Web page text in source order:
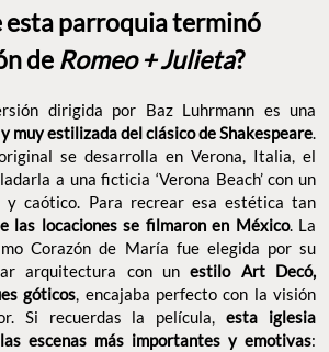
esta parroquia terminó
de Romeo + Julieta?
dirigida por Baz Luhrmann es una
muy estilizada del clásico de Shakespeare.
se desarrolla en Verona, Italia, el
a una ficticia ‘Verona Beach’ con un
y caótico. Para recrear esa estética tan
las locaciones se filmaron en México. La
Corazón de María fue elegida por su
arquitectura con unestilo Art Decó,
góticos, encajaba perfecto con la visión
Si recuerdas la película,esta iglesia
escenas más importantes y emotivas: